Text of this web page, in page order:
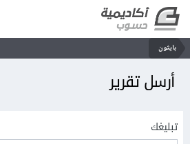
بايثون
أرسل تقرير
تبليغك